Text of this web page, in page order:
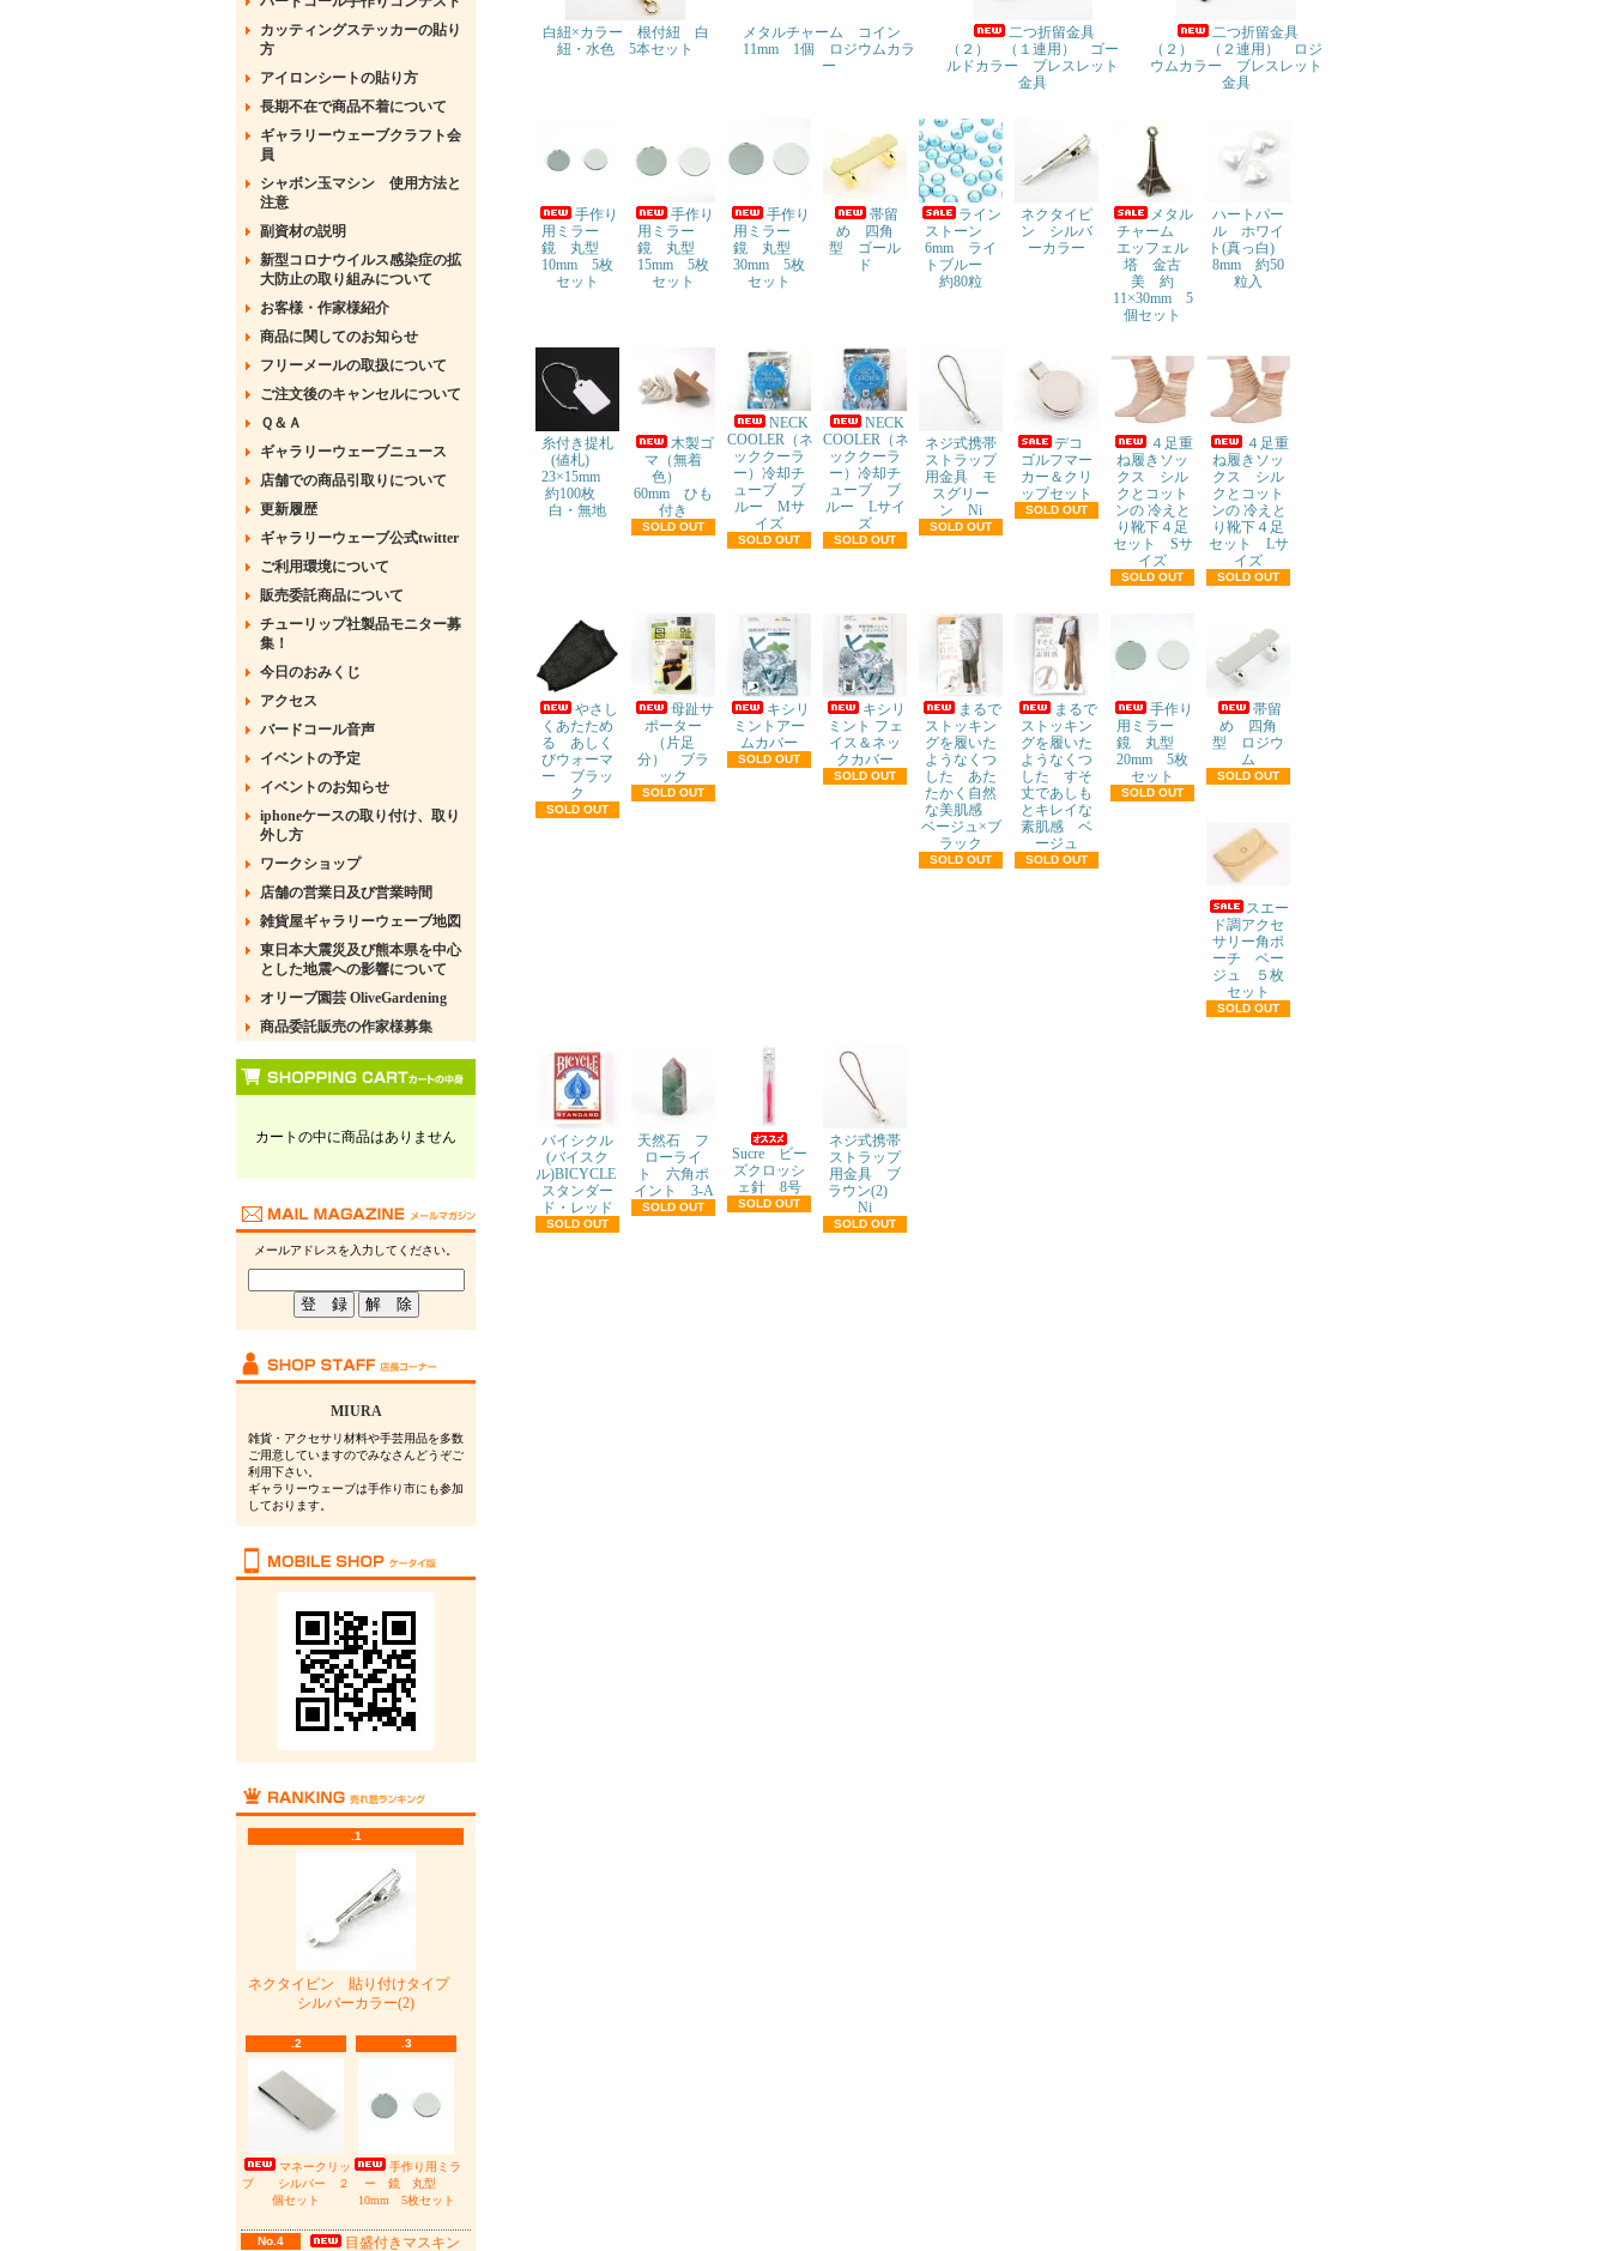
カッティングステッカーの貼り
方
アイロンシートの貼り方
長期不在で商品不着について
ギャラリーウェーブクラフト会
員
シャボン玉マシン 使用方法と
注意
副資材の説明
新型コロナウイルス感染症の拡
大防止の取り組みについて
お客様・作家様紹介
商品に関してのお知らせ
フリーメールの取扱について
ご注文後のキャンセルについて
Ｑ＆Ａ
ギャラリーウェーブニュース
店舗での商品引取りについて
更新履歴
ギャラリーウェーブ公式twitter
ご利用環境について
販売委託商品について
チューリップ社製品モニター募
集！
今日のおみくじ
アクセス
バードコール音声
イベントの予定
イベントのお知らせ
iphoneケースの取り付け、取り
外し方
ワークショップ
店舗の営業日及び営業時間
雑貨屋ギャラリーウェーブ地図
東日本大震災及び熊本県を中心
とした地震への影響について
オリーブ園芸 OliveGardening
商品委託販売の作家様募集
カートの中に商品はありません
メールアドレスを入力してください。
MIURA
雑貨・アクセサリ材料や手芸用品を多数
ご用意していますのでみなさんどうぞご
利用下さい。
ギャラリーウェーブは手作り市にも参加
しております。
.1
ネクタイピン 貼り付けタイプ
シルバーカラー(2)
.2
マネークリッ
プ シルバー ２
個セット
.3
手作り用ミラ
ー 鏡 丸型
10mm 5枚セット
No.4 目盛付きマスキン
白紐×カラー 根付紐 白
紐・水色 5本セット
メタルチャーム コイン
11mm 1個 ロジウムカラ
ー
二つ折留金具
（２） （１連用） ゴー
ルドカラー ブレスレット
金具
二つ折留金具
（２） （２連用） ロジ
ウムカラー ブレスレット
金具
手作り
用ミラー
鏡 丸型
10mm 5枚
セット
手作り
用ミラー
鏡 丸型
15mm 5枚
セット
手作り
用ミラー
鏡 丸型
30mm 5枚
セット
帯留
め 四角
型 ゴール
ド
ライン
ストーン
6mm ライ
トブルー
約80粒
ネクタイピ
ン シルバ
ーカラー
メタル
チャーム
エッフェル
塔 金古
美 約
11×30mm 5
個セット
ハートパー
ル ホワイ
ト(真っ白)
8mm 約50
粒入
糸付き提札
(値札)
23×15mm
約100枚
白・無地
木製ゴ
マ（無着
色）
60mm ひも
付き
SOLD OUT
NECK
COOLER（ネ
ッククーラ
ー）冷却チ
ューブ ブ
ルー Mサ
イズ
SOLD OUT
NECK
COOLER（ネ
ッククーラ
ー）冷却チ
ューブ ブ
ルー Lサイ
ズ
SOLD OUT
ネジ式携帯
ストラップ
用金具 モ
スグリー
ン Ni
SOLD OUT
デコ
ゴルフマー
カー＆クリ
ップセット
SOLD OUT
４足重
ね履きソッ
クス シル
クとコット
ンの 冷えと
り靴下４足
セット Sサ
イズ
SOLD OUT
４足重
ね履きソッ
クス シル
クとコット
ンの 冷えと
り靴下４足
セット Lサ
イズ
SOLD OUT
やさし
くあたため
る あしく
びウォーマ
ー ブラッ
ク
SOLD OUT
母趾サ
ポーター
（片足
分） ブラ
ック
SOLD OUT
キシリ
ミントアー
ムカバー
SOLD OUT
キシリ
ミント フェ
イス＆ネッ
クカバー
SOLD OUT
まるで
ストッキン
グを履いた
ようなくつ
した あた
たかく自然
な美肌感
ベージュ×ブ
ラック
SOLD OUT
まるで
ストッキン
グを履いた
ようなくつ
した すそ
丈であしも
とキレイな
素肌感 ベ
ージュ
SOLD OUT
手作り
用ミラー
鏡 丸型
20mm 5枚
セット
SOLD OUT
帯留
め 四角
型 ロジウ
ム
SOLD OUT
スエー
ド調アクセ
サリー角ポ
ーチ ベー
ジュ ５枚
セット
SOLD OUT
バイシクル
(バイスク
ル)BICYCLE
スタンダー
ド・レッド
SOLD OUT
天然石 フ
ローライ
ト 六角ポ
イント 3-A
SOLD OUT
Sucre ビー
ズクロッシ
ェ針 8号
SOLD OUT
ネジ式携帯
ストラップ
用金具 ブ
ラウン(2)
Ni
SOLD OUT